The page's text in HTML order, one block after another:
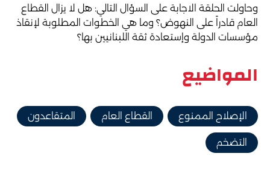
وحاولت الحلقة الاجابة على السؤال التالي: هل لا يزال القطاع
العام قادراً على النهوض؟ وما هي الخطوات المطلوبة لإنقاذ
مؤسسات الدولة وإستعادة ثقة اللبنانيين بها؟
المواضيع
الإصلاح الممنوع القطاع العام المتقاعدون
التضخم